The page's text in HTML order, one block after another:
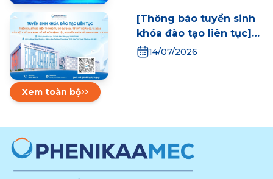
thai đa chuyên ngành
[Thông báo tuyển sinh
khóa đào tạo liên tục]
Triển khai thực hiện
14/07/2026
Xem toàn bộ